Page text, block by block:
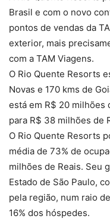
Brasil e com o novo
pontos de vendas da
exterior, mais
com a TAM Viagens.
O Rio Quente Resorts
Novas e 170 kms de
está em R$ 20 milhões
para R$ 38 milhões de
O Rio Quente Resorts
média de 73% de
milhões de Reais. Seu
Estado de São Paulo,
pela região, num raio
16% dos hóspedes.